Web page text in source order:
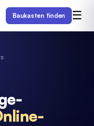
Baukasten finden ☰